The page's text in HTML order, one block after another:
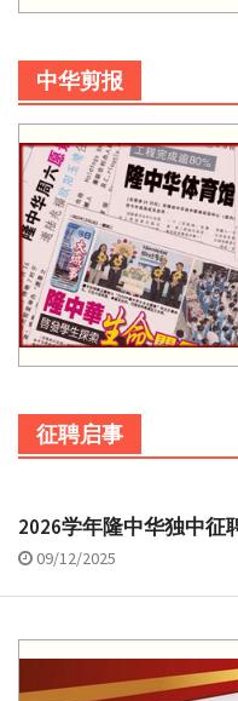
中华剪报
征聘启事
2026学年隆中华独中征
09/12/2025